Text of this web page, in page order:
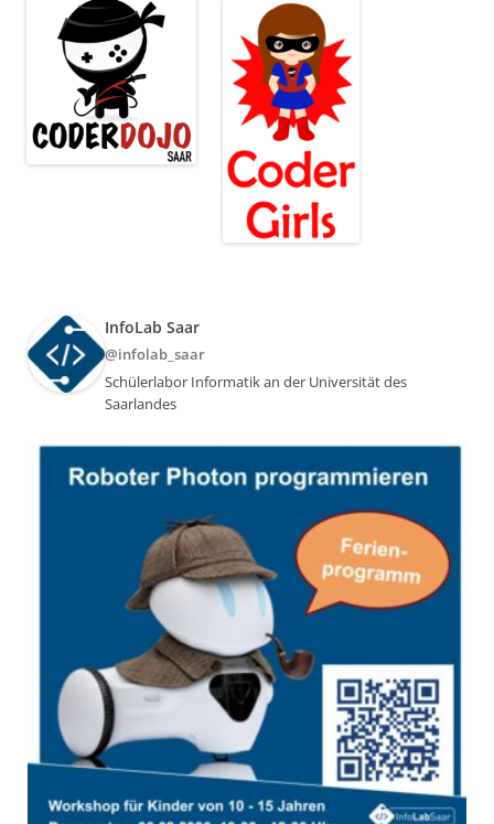
InfoLab Saar
@infolab_saar
Schülerlabor Informatik an der Universität des
Saarlandes